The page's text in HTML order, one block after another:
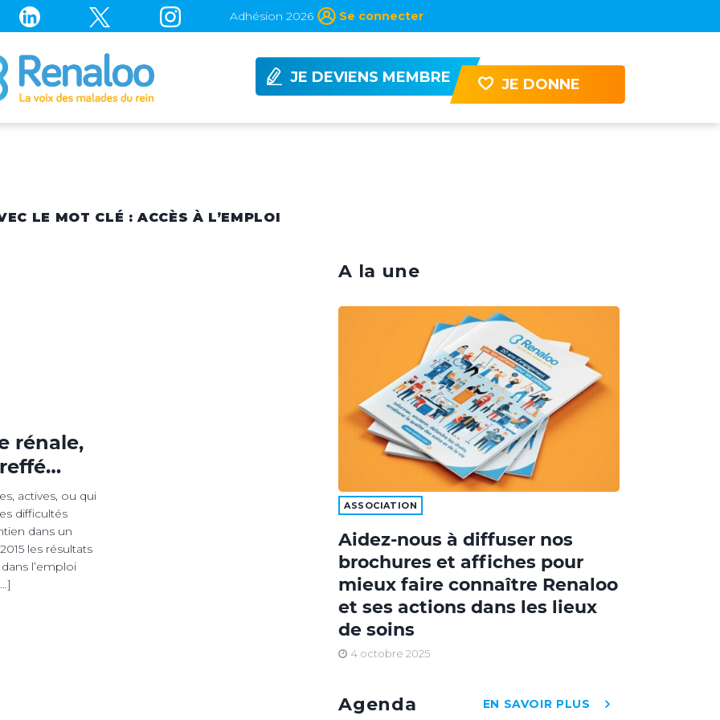
Adhésion 2026 Se connecter
JE DEVIENS MEMBRE JE DONNE
LE MOT CLÉ : ACCÈS À L’EMPLOI
rénale,
actives, ou qui
difficultés
dans un
les résultats
l’emploi
A la une
ASSOCIATION
Aidez-nous à diffuser nos
brochures et affiches pour
mieux faire connaître Renaloo
et ses actions dans les lieux
de soins
4 octobre 2025
Agenda EN SAVOIR PLUS